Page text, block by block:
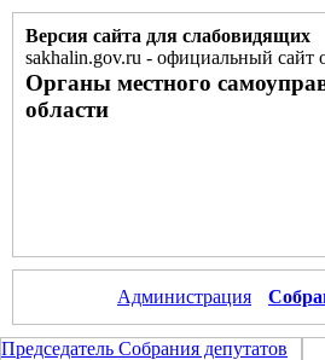
Версия сайта для слабовидящих
sakhalin.gov.ru - официальный сайт
Органы местного
области
Администрация
Председатель Собрания депутатов